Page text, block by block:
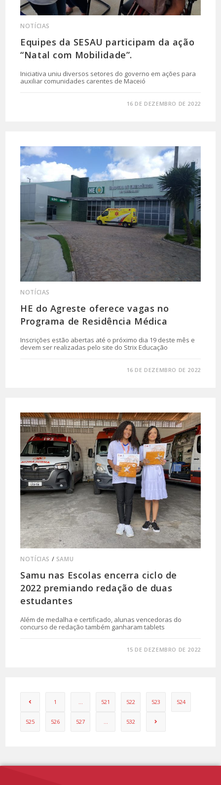
NOTÍCIAS
Equipes da SESAU participam da ação
“Natal com Mobilidade”.
Iniciativa uniu diversos setores do governo em ações para
auxiliar comunidades carentes de Maceió
16 DE DEZEMBRO DE 2022
NOTÍCIAS
HE do Agreste oferece vagas no
Programa de Residência Médica
Inscrições estão abertas até o próximo dia 19 deste mês e
devem ser realizadas pelo site do Strix Educação
16 DE DEZEMBRO DE 2022
NOTÍCIAS / SAMU
Samu nas Escolas encerra ciclo de
2022 premiando redação de duas
estudantes
Além de medalha e certificado, alunas vencedoras do
concurso de redação também ganharam tablets
15 DE DEZEMBRO DE 2022
1 521 522 523 524
525 526 527 532